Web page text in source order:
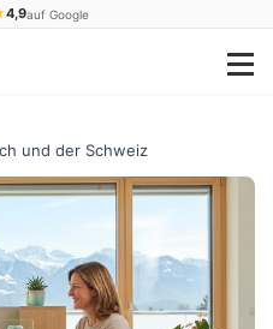
4,9auf Google
und der Schweiz